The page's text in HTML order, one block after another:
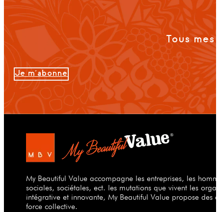
Tous
Je m'abonne
My Beautiful Value accompagne les entreprises, les
sociales, sociétales, ect. les mutations que vivent les
intégrative et innovante, My Beautiful Value propose des
force collective.